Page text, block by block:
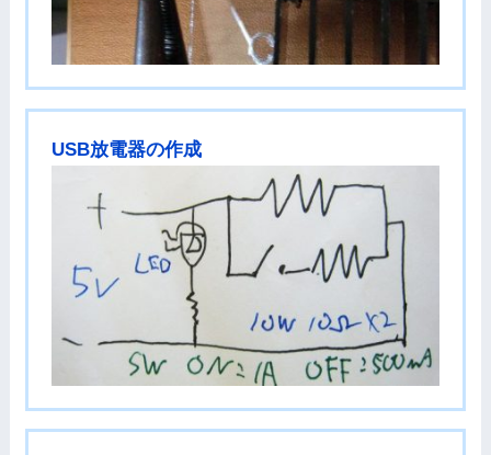
USB放電器の作成